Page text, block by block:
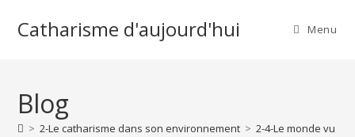
Catharisme d'aujourd'hui Menu
Blog
> 2-Le catharisme dans son environnement > 2-4-Le monde vu